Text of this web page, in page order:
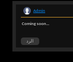
Admin
Coming soon...
الرد